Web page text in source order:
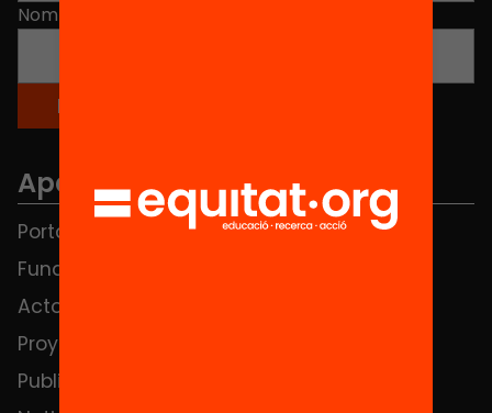
Nombre
Apartados
Portada
Fundación
Actos
Proyectos
Publicaciones y vídeos
FAQS